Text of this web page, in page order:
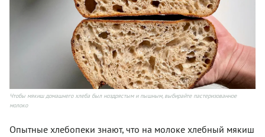
Чтобы мякиш домашнего хлеба был ноздрястым и пышным, выбирайте пастеризованное
молоко
Опытные хлебопеки знают, что на молоке хлебный мякиш